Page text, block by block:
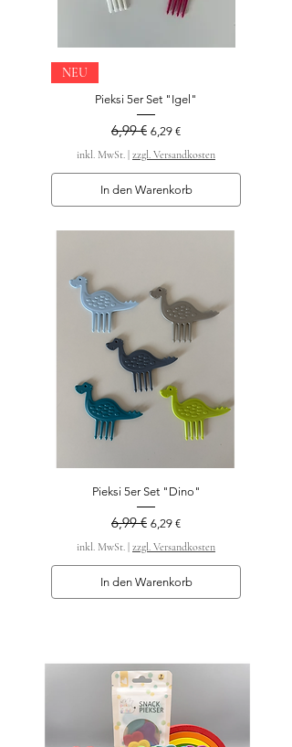
NEU
Pieksi 5er Set "Igel"
Standardpreis
6,99 € Sale-Preis
6,29 €
inkl. MwSt. zzgl. Versandkosten
In den Warenkorb
Pieksi 5er Set "Dino"
Standardpreis
6,99 € Sale-Preis
6,29 €
inkl. MwSt. zzgl. Versandkosten
In den Warenkorb